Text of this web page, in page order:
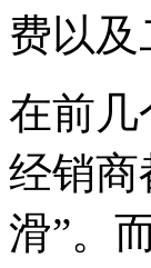
费以
在前几
经销商
滑”。